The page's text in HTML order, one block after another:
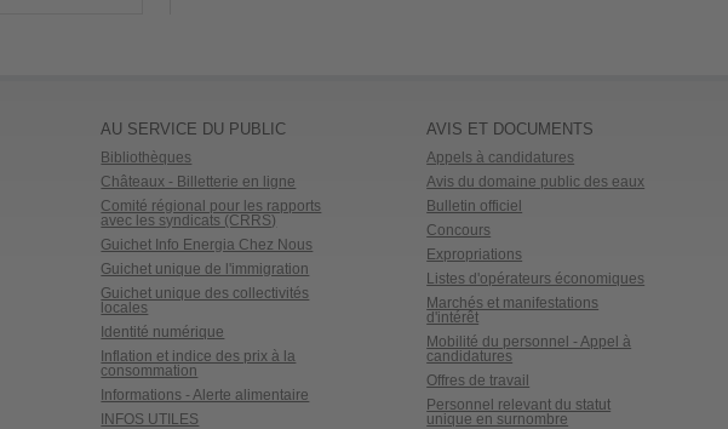
AU SERVICE DU PUBLIC
Bibliothèques
Châteaux - Billetterie en ligne
Comité régional pour les rapports
avec les syndicats (CRRS)
Guichet Info Energia Chez Nous
Guichet unique de l'immigration
Guichet unique des collectivités
locales
Identité numérique
Inflation et indice des prix à la
consommation
Informations - Alerte alimentaire
INFOS UTILES
AVIS ET DOCUMENTS
Appels à candidatures
Avis du domaine public des eaux
Bulletin officiel
Concours
Expropriations
Listes d'opérateurs économiques
Marchés et manifestations
d'intérêt
Mobilité du personnel - Appel à
candidatures
Offres de travail
Personnel relevant du statut
unique en surnombre